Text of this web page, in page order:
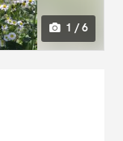
1 / 6